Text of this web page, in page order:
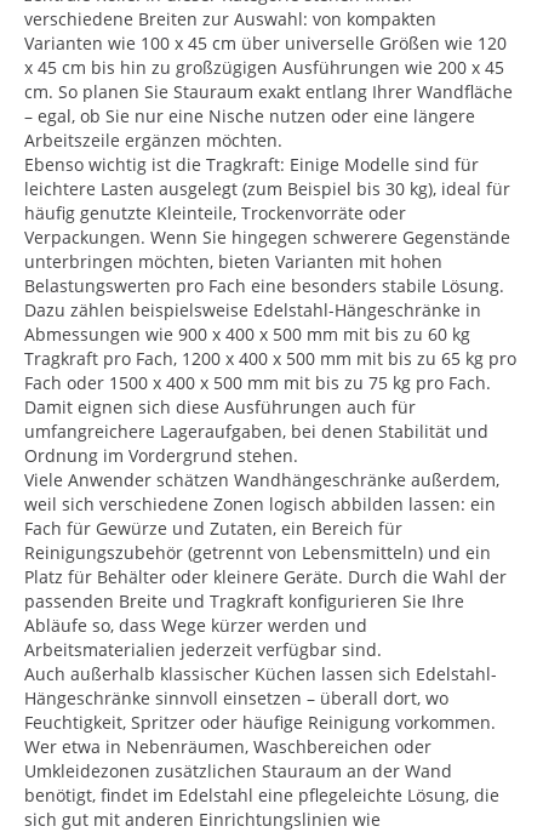
verschiedene Breiten zur Auswahl: von kompakten
Varianten wie 100 x 45 cm über universelle Größen wie 120
x 45 cm bis hin zu großzügigen Ausführungen wie 200 x 45
cm. So planen Sie Stauraum exakt entlang Ihrer Wandfläche
– egal, ob Sie nur eine Nische nutzen oder eine längere
Arbeitszeile ergänzen möchten.
Ebenso wichtig ist die Tragkraft: Einige Modelle sind für
leichtere Lasten ausgelegt (zum Beispiel bis 30 kg), ideal für
häufig genutzte Kleinteile, Trockenvorräte oder
Verpackungen. Wenn Sie hingegen schwerere Gegenstände
unterbringen möchten, bieten Varianten mit hohen
Belastungswerten pro Fach eine besonders stabile Lösung.
Dazu zählen beispielsweise Edelstahl-Hängeschränke in
Abmessungen wie 900 x 400 x 500 mm mit bis zu 60 kg
Tragkraft pro Fach, 1200 x 400 x 500 mm mit bis zu 65 kg pro
Fach oder 1500 x 400 x 500 mm mit bis zu 75 kg pro Fach.
Damit eignen sich diese Ausführungen auch für
umfangreichere Lageraufgaben, bei denen Stabilität und
Ordnung im Vordergrund stehen.
Viele Anwender schätzen Wandhängeschränke außerdem,
weil sich verschiedene Zonen logisch abbilden lassen: ein
Fach für Gewürze und Zutaten, ein Bereich für
Reinigungszubehör (getrennt von Lebensmitteln) und ein
Platz für Behälter oder kleinere Geräte. Durch die Wahl der
passenden Breite und Tragkraft konfigurieren Sie Ihre
Abläufe so, dass Wege kürzer werden und
Arbeitsmaterialien jederzeit verfügbar sind.
Auch außerhalb klassischer Küchen lassen sich Edelstahl-
Hängeschränke sinnvoll einsetzen – überall dort, wo
Feuchtigkeit, Spritzer oder häufige Reinigung vorkommen.
Wer etwa in Nebenräumen, Waschbereichen oder
Umkleidezonen zusätzlichen Stauraum an der Wand
benötigt, findet im Edelstahl eine pflegeleichte Lösung, die
sich gut mit anderen Einrichtungslinien wie